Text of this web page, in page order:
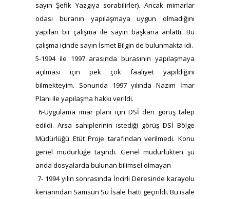
sayın Şefik Yazgıya sorabilirler). Ancak mimarlar
odası buranın yapılaşmaya uygun olmadığını
yapılan bir çalışma ile sayın başkana anlattı. Bu
çalışma içinde sayın İsmet Bilgin de bulunmakta idi.
5-1994 ile 1997 arasında burasının yapılaşmaya
açılması için pek çok faaliyet yapıldığını
bilmekteyim. Sonunda 1997 yılında Nazım İmar
Planı ile yapılaşma hakkı verildi.
6-Uygulama imar planı için DSİ den görüş talep
edildi. Arsa sahiplerinin istediği görüş DSİ Bölge
Müdürlüğü Etüt Proje tarafından verilmedi. Konu
genel müdürlüğe taşındı. Genel müdürlükten şu
anda dosyalarda bulunan bilimsel olmayan
7- 1994 yılın sonrasında İncirli Deresinde karayolu
kenarından Samsun Su İsale hattı geçirildi. Bu isale